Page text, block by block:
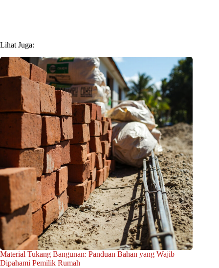
Lihat Juga:
Material Tukang Bangunan: Panduan Bahan yang Wajib
Dipahami Pemilik Rumah